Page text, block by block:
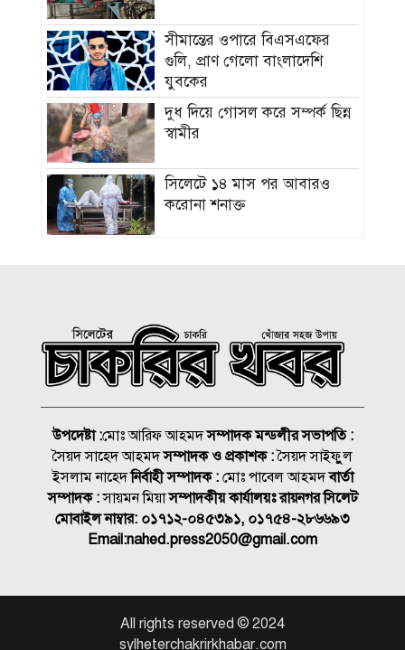
সীমান্তের ওপারে বিএসএফের
গুলি, প্রাণ গেলো বাংলাদেশি
যুবকের
দুধ দিয়ে গোসল করে সম্পর্ক ছিন্ন
স্বামীর
সিলেটে ১৪ মাস পর আবারও
করোনা শনাক্ত
নিসচা সম্মাননা পেলেন লায়ন গনি
মিয়া বাবুল
সম্পন্ন
জুলাই গণঅভ্যুত্থান স্বৈরাচারের
বিরুদ্ধে এক যুগান্তকারী অধ্যায়:
বীর মুক্তিযোদ্ধা আব্দুর রাজ্জাক
মারা গেলো লিওনেল মেসির বাবা
সমাজের পিছিয়ে পড়া দরিদ্র
মানুষের পাশে দাড়িয়ে আমাদের
উপদেষ্টা :মোঃ আরিফ আহমদসম্পাদক মন্ডলীর সভাপতি :
সৈয়দ সাহেদ আহমদসম্পাদক ও প্রকাশক :সৈয়দ সাইফুুল
ইসলাম নাহেদনির্বাহী সম্পাদক :মোঃ পাবেল আহমদবার্তা
সম্পাদক :সায়মন মিয়াসম্পাদকীয় কার্যালয়ঃ রায়নগর সিলেট
মোবাইল নাম্বার: ০১৭১২-০৪৫৩৯১, ০১৭৫৪-২৮৬৬৯৩
Email:nahed.press2050@gmail.com
All rights reserved © 2024
sylheterchakrirkhabar.com